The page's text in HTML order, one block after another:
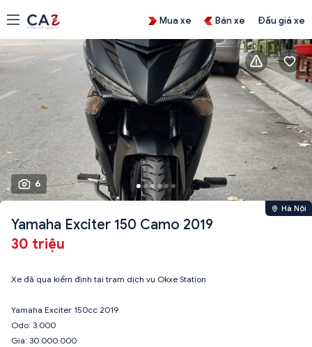
Mua xe Bán xe Đấu giá xe
6
Hà Nội
Yamaha Exciter 150 Camo 2019
30 triệu
Xe đã qua kiểm định tại trạm dịch vụ Okxe Station
Yamaha Exciter 150cc 2019
Odo: 3.000